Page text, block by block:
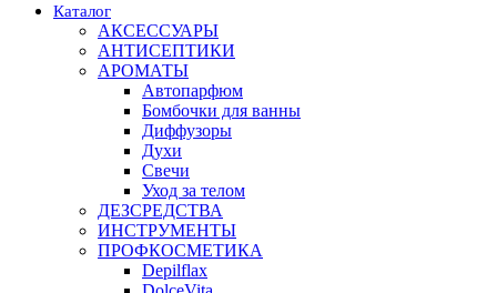
Каталог
АКСЕССУАРЫ
АНТИСЕПТИКИ
АРОМАТЫ
Автопарфюм
Бомбочки для ванны
Диффузоры
Духи
Свечи
Уход за телом
ДЕЗСРЕДСТВА
ИНСТРУМЕНТЫ
ПРОФКОСМЕТИКА
Depilflax